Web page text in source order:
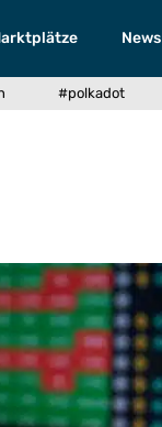
News
#polkadot